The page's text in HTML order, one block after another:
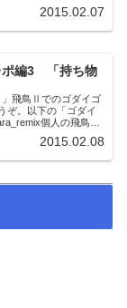
ル...
2015.02.07
編3 「持ち物
」飛鳥Ⅱでのゴダイゴ
ぞ。以下の「ゴダイ
個人の飛鳥Ⅱ
ーくお時間がある方は
2015.02.08